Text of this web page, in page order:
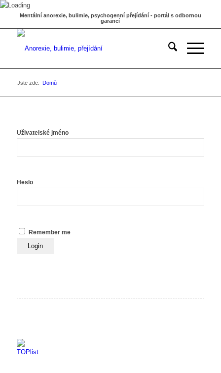
Mentální anorexie, bulimie, psychogenní přejídání - portál s odbornou
garancí
Jste zde: Domů
Uživatelské jméno
Heslo
Remember me